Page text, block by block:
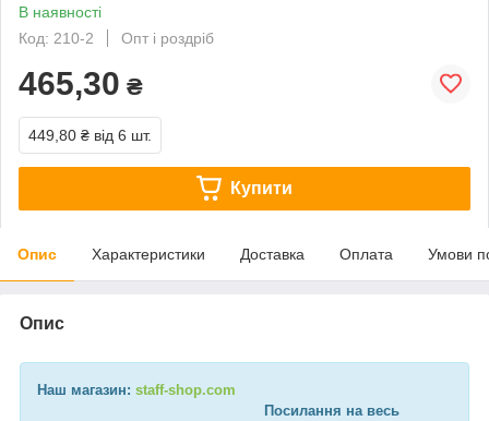
В наявності
Код: 210-2
Опт і роздріб
465,30 ₴
449,80 ₴ від 6 шт.
Купити
Опис Характеристики Доставка Оплата Умови
Опис
Наш магазин: staff-shop.com
Посилання на весь